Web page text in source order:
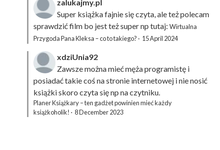
zalukajmy.pl
Super książka fajnie się czyta, ale też polecam
sprawdzić film bo jest też super np tutaj: Wirtualna
Przygoda Pana Kleksa – co to takiego? · 15 April 2024
xdziUnia92
Zawsze można mieć męża programistę i
posiadać takie coś na stronie internetowej i nie nosić
książki skoro czyta się np na czytniku.
Planer Książkary – ten gadżet powinien mieć każdy
książkoholik! · 8 December 2023